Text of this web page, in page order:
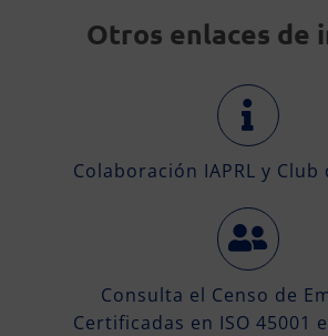
Otros enlaces de
Colaboración IAPRL y Club
Consulta el Censo de
Certificadas en ISO 45001